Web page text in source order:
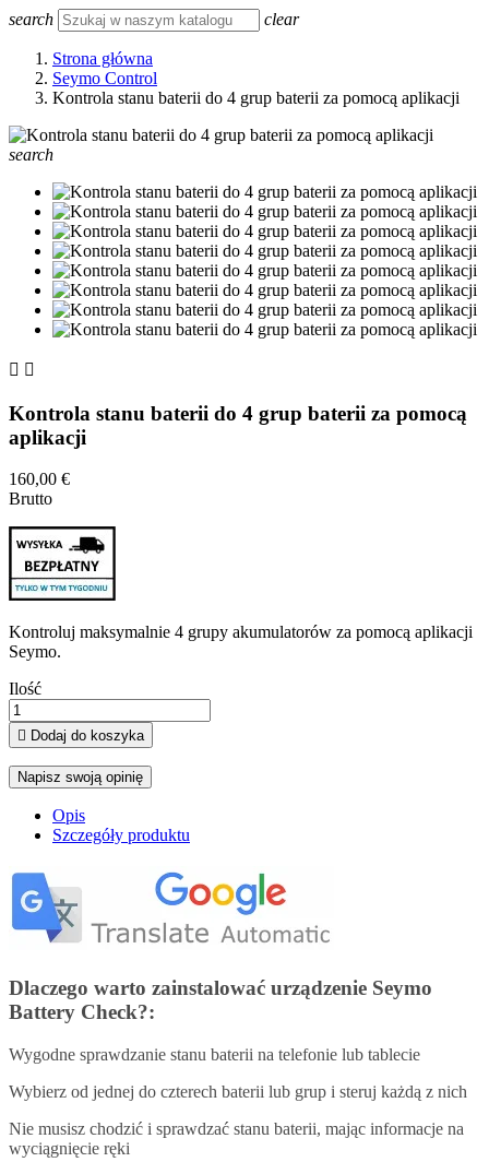
search clear
Strona główna
Seymo Control
Kontrola stanu baterii do 4 grup baterii za pomocą aplikacji
search
 
Kontrola stanu baterii do 4 grup baterii za pomocą
aplikacji
160,00 €
Brutto
Kontroluj maksymalnie 4 grupy akumulatorów za pomocą aplikacji
Seymo.
Ilość
 Dodaj do koszyka
Napisz swoją opinię
Opis
Szczegóły produktu
Dlaczego warto zainstalować urządzenie Seymo
Battery Check?:
Wygodne sprawdzanie stanu baterii na telefonie lub tablecie
Wybierz od jednej do czterech baterii lub grup i steruj każdą z nich
Nie musisz chodzić i sprawdzać stanu baterii, mając informacje na
wyciągnięcie ręki